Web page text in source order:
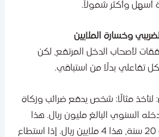
وأكثر شمولاً.
لأصحاب الدخل المرتفع، لكن
بدلًا من استباقي.
مثالًا: شخص يدفع ضرائب وزكاة
على دخله السنوي البالغ مليون ريال. هذا
200,000 ريال سنويًا. على 20 سنة، هذا 4 ملايين ريال. إذا استطاع